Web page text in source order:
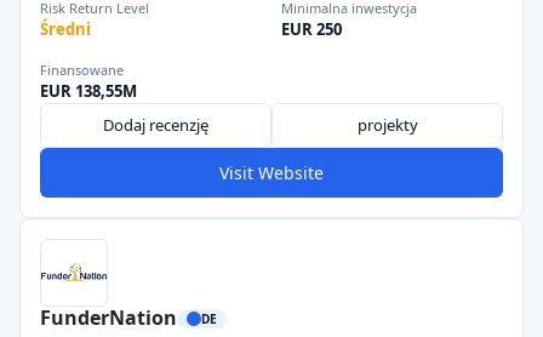
Risk Return Level
Średni
Minimalna inwestycja
EUR 250
Finansowane
EUR 138,55M
Dodaj recenzję
projekty
Visit Website
FunderNation DE